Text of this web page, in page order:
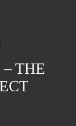
THE